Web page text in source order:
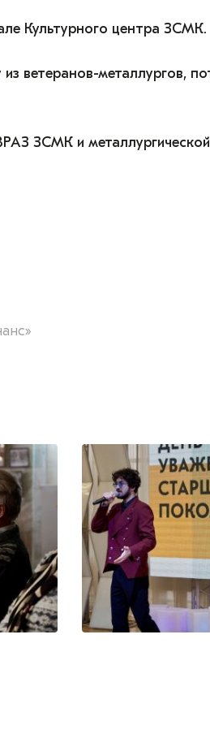
Культурного центра ЗСМК.
ветеранов-металлургов,
ЗСМК и